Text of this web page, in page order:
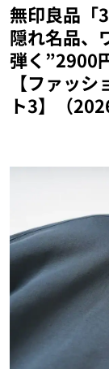
無印良品「
隠れ名品、
弾く”2900
【ファッ
ト3】（